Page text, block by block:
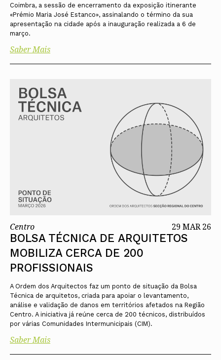
Coimbra, a sessão de encerramento da exposição itinerante
«Prémio Maria José Estanco», assinalando o término da sua
apresentação na cidade após a inauguração realizada a 6 de
março.
Saber Mais
Centro 29 MAR 26
BOLSA TÉCNICA DE ARQUITETOS
MOBILIZA CERCA DE 200
PROFISSIONAIS
A Ordem dos Arquitectos faz um ponto de situação da Bolsa
Técnica de arquitetos, criada para apoiar o levantamento,
análise e validação de danos em territórios afetados na Região
Centro. A iniciativa já reúne cerca de 200 técnicos, distribuídos
por várias Comunidades Intermunicipais (CIM).
Saber Mais